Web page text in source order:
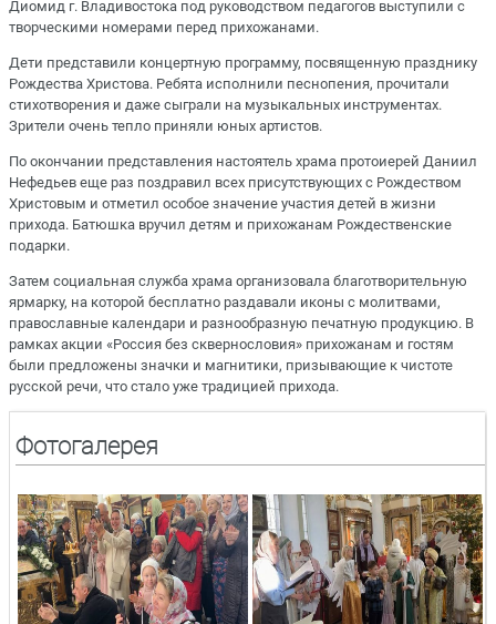
Диомид г. Владивостока под руководством педагогов выступили с
творческими номерами перед прихожанами.
Дети представили концертную программу, посвященную празднику
Рождества Христова. Ребята исполнили песнопения, прочитали
стихотворения и даже сыграли на музыкальных инструментах.
Зрители очень тепло приняли юных артистов.
По окончании представления настоятель храма протоиерей Даниил
Нефедьев еще раз поздравил всех присутствующих с Рождеством
Христовым и отметил особое значение участия детей в жизни
прихода. Батюшка вручил детям и прихожанам Рождественские
подарки.
Затем социальная служба храма организовала благотворительную
ярмарку, на которой бесплатно раздавали иконы с молитвами,
православные календари и разнообразную печатную продукцию. В
рамках акции «Россия без сквернословия» прихожанам и гостям
были предложены значки и магнитики, призывающие к чистоте
русской речи, что стало уже традицией прихода.
Фотогалерея